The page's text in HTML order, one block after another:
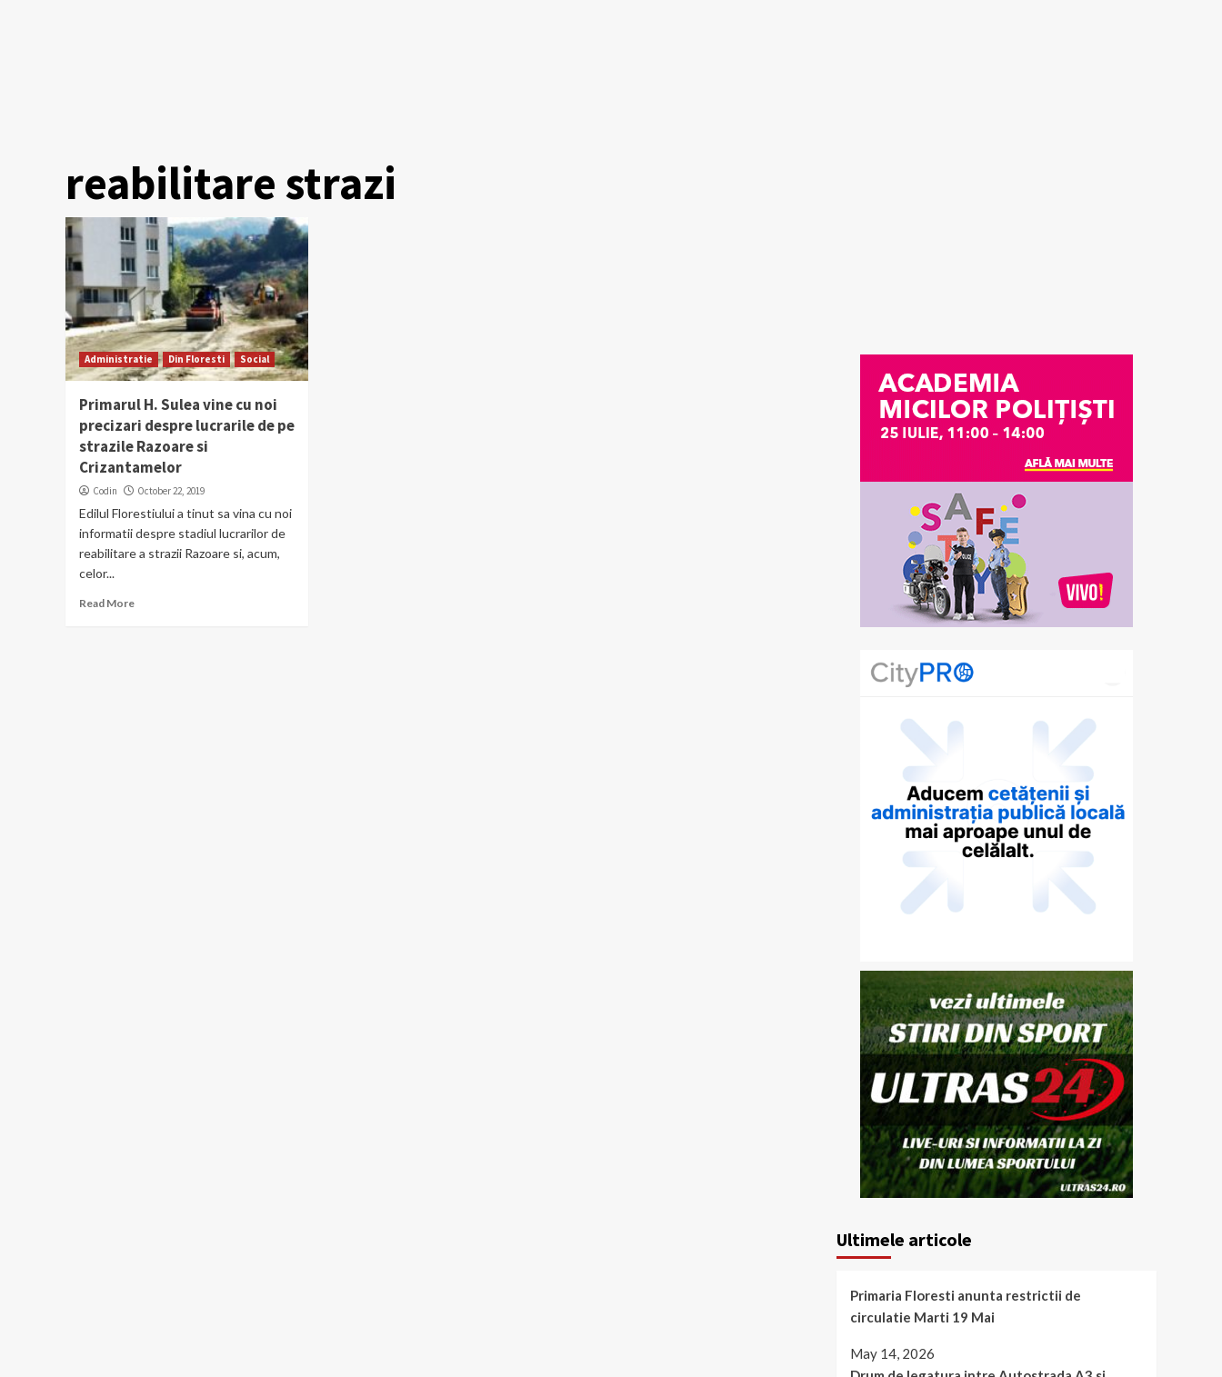
reabilitare strazi
Administratie Din Floresti Social
Primarul H. Sulea vine cu noi
precizari despre lucrarile de pe
strazile Razoare si
Crizantamelor
Codin October 22, 2019
Edilul Florestiului a tinut sa vina cu noi
informatii despre stadiul lucrarilor de
reabilitare a strazii Razoare si, acum,
celor...
Read More
Ultimele articole
Primaria Floresti anunta restrictii de
circulatie Marti 19 Mai
May 14, 2026